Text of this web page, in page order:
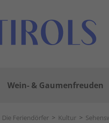
Wein- & Gaumenfreuden
Die Feriendörfer > Kultur >